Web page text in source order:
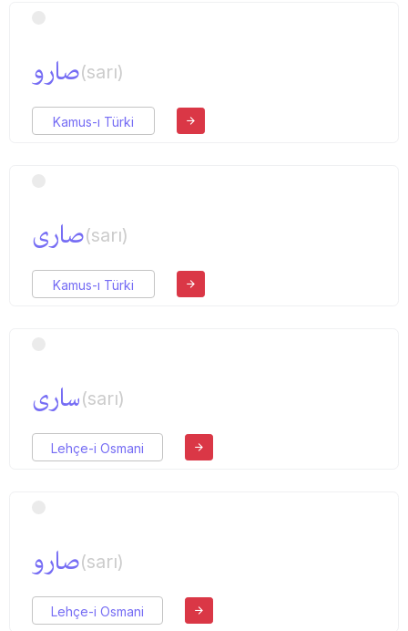
صارو(sarı)
Kamus-ı Türki
صاری(sarı)
Kamus-ı Türki
ساری(sarı)
Lehçe-i Osmani
صارو(sarı)
Lehçe-i Osmani